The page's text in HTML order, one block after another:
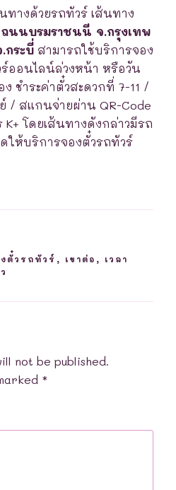
ทางด้วยรถทัวร์ เส้นทาง
ถนนบรมราชนนี จ.กรุงเทพ
กระบี่ สามารถใช้บริการจอง
ออนไลน์ล่วงหน้า หรือวัน
ชำระค่าตั๋วสะดวกที่ 7-11 /
/ สแกนจ่ายผ่าน QR-Code
โดยเส้นทางดังกล่าวมีรถ
ให้บริการจองตั๋วรถทัวร์
ตั๋วรถทัวร์ , เขาต่อ , เวลา
not be published.
*